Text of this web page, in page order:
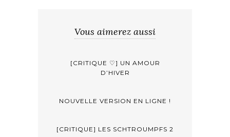
Vous aimerez aussi
[CRITIQUE ♡] UN AMOUR
D’HIVER
NOUVELLE VERSION EN LIGNE !
[CRITIQUE] LES SCHTROUMPFS 2